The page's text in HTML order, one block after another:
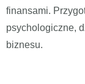
finansami.
psychologiczne,
biznesu.